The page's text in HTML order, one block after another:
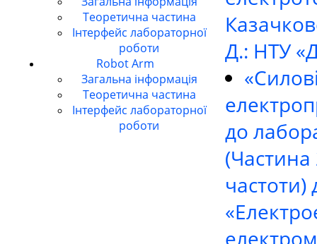
Теоретична частина
Інтерфейс лабораторної
роботи
Robot Arm
Загальна інформація
Теоретична частина
Інтерфейс лабораторної
роботи
Д.: НТУ
до
частоти)